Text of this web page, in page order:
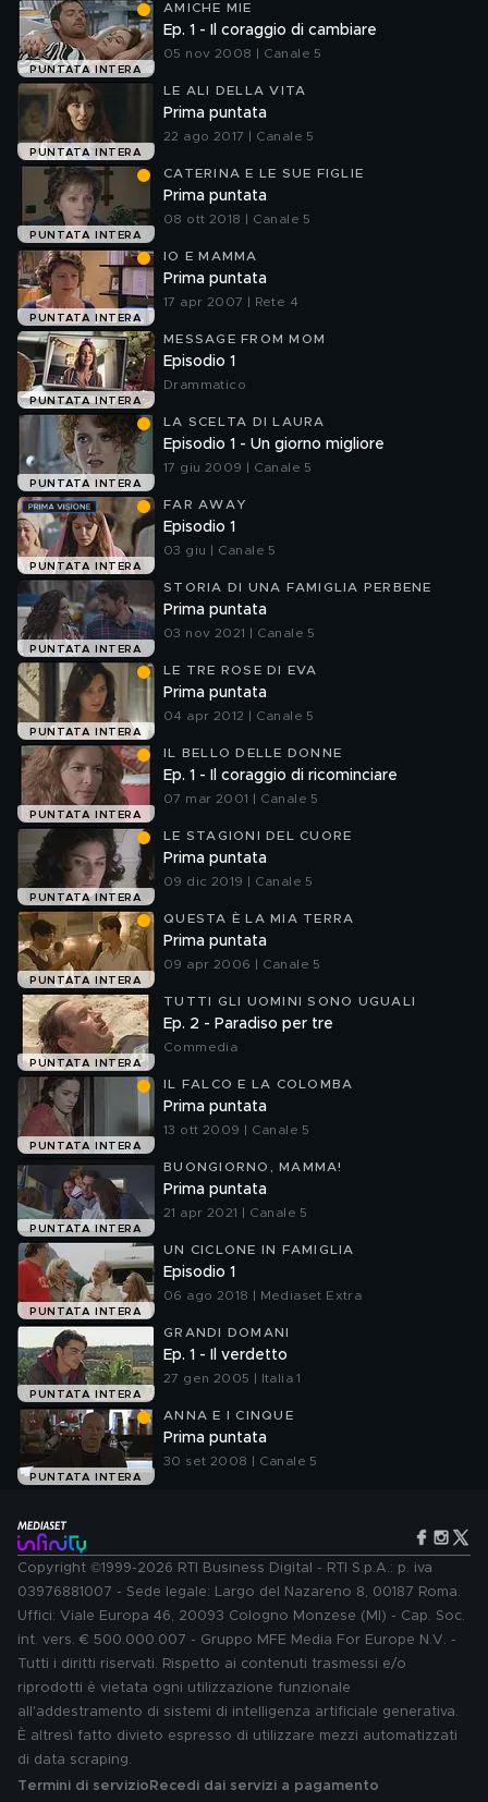
PUNTATA INTERA
AMICHE MIE
Ep. 1 - Il coraggio di cambiare
05 nov 2008 | Canale 5
PUNTATA INTERA
LE ALI DELLA VITA
Prima puntata
22 ago 2017 | Canale 5
PUNTATA INTERA
CATERINA E LE SUE FIGLIE
Prima puntata
08 ott 2018 | Canale 5
PUNTATA INTERA
IO E MAMMA
Prima puntata
17 apr 2007 | Rete 4
PUNTATA INTERA
MESSAGE FROM MOM
Episodio 1
Drammatico
PUNTATA INTERA
LA SCELTA DI LAURA
Episodio 1 - Un giorno migliore
17 giu 2009 | Canale 5
PUNTATA INTERA
FAR AWAY
Episodio 1
03 giu | Canale 5
PUNTATA INTERA
STORIA DI UNA FAMIGLIA PERBENE
Prima puntata
03 nov 2021 | Canale 5
PUNTATA INTERA
LE TRE ROSE DI EVA
Prima puntata
04 apr 2012 | Canale 5
PUNTATA INTERA
IL BELLO DELLE DONNE
Ep. 1 - Il coraggio di ricominciare
07 mar 2001 | Canale 5
PUNTATA INTERA
LE STAGIONI DEL CUORE
Prima puntata
09 dic 2019 | Canale 5
PUNTATA INTERA
QUESTA È LA MIA TERRA
Prima puntata
09 apr 2006 | Canale 5
PUNTATA INTERA
TUTTI GLI UOMINI SONO UGUALI
Ep. 2 - Paradiso per tre
Commedia
PUNTATA INTERA
IL FALCO E LA COLOMBA
Prima puntata
13 ott 2009 | Canale 5
PUNTATA INTERA
BUONGIORNO, MAMMA!
Prima puntata
21 apr 2021 | Canale 5
PUNTATA INTERA
UN CICLONE IN FAMIGLIA
Episodio 1
06 ago 2018 | Mediaset Extra
PUNTATA INTERA
GRANDI DOMANI
Ep. 1 - Il verdetto
27 gen 2005 | Italia 1
PUNTATA INTERA
ANNA E I CINQUE
Prima puntata
30 set 2008 | Canale 5
Copyright ©1999-2026 RTI Business Digital - RTI S.p.A.: p. iva
03976881007 - Sede legale: Largo del Nazareno 8, 00187 Roma.
Uffici: Viale Europa 46, 20093 Cologno Monzese (MI) - Cap. Soc.
int. vers. € 500.000.007 - Gruppo MFE Media For Europe N.V. -
Tutti i diritti riservati. Rispetto ai contenuti trasmessi e/o
riprodotti è vietata ogni utilizzazione funzionale
all'addestramento di sistemi di intelligenza artificiale generativa.
È altresì fatto divieto espresso di utilizzare mezzi automatizzati
di data scraping.
Termini di servizio Recedi dai servizi a pagamento